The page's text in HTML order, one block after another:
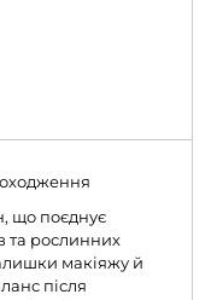
що поєднує
та рослинних
макіяжу й
після